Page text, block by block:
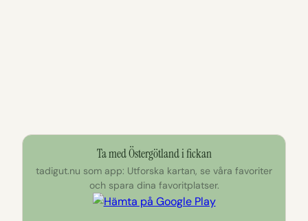
Ta med Östergötland i fickan
tadigut.nu som app: Utforska kartan, se våra favoriter
och spara dina favoritplatser.